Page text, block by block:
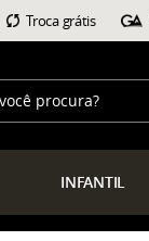
Troca grátis
INFANTIL